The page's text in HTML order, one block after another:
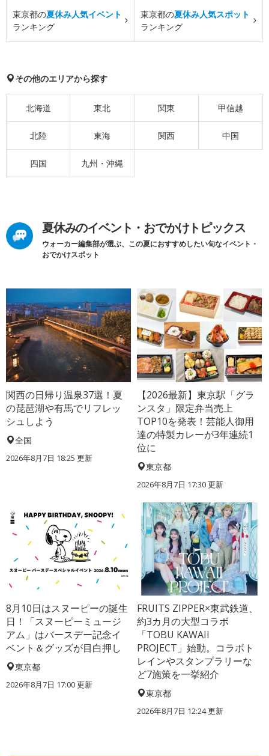
東京都の夏休み人気イベント
ランキング
東京都の夏休み人気スポット
ランキング
その他のエリアから探す
北海道 東北 関東 甲信越
北陸 東海 関西 中国
四国 九州・沖縄
夏休みのイベント・おでかけトピックス
ウォーカー編集部が選ぶ、この夏におすすめしたい旬なイベント・
おでかけスポット
関西の日帰り温泉37選！夏
の琵琶湖や有馬でリフレッ
シュしよう
全国
2026年8月7日 18:25 更新
【2026最新】東京駅「グラ
ンスタ」限定弁当売上
TOP10を発表！芸能人御用
達の特製カレーが3年連続1
位に
東京都
2026年8月7日 17:30更新
8月10日はスヌーピーの誕生
日！「スヌーピーミュージ
アム」はバースデー記念イ
ベント＆グッズが目白押し
東京都
2026年8月7日 17:00更新
FRUITS ZIPPER×東武鉄道、
約3カ月の大型コラボ
「TOBU KAWAII
PROJECT」始動。コラボト
レインやスタンプラリーな
ど7施策を一挙紹介
東京都
2026年8月7日 12:24更新